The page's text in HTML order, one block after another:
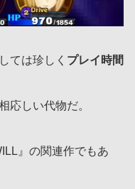
ては珍しく プレイ時間
応しい代物だ。
』の関連作でもあ